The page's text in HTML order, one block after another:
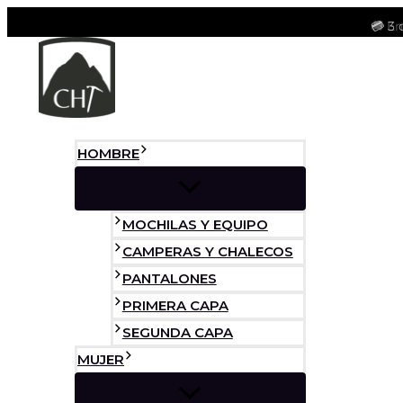
💳 3
🚚
Ir
al
contenido
HOMBRE
Alternar
MOCHILAS Y EQUIPO
CAMPERAS Y CHALECOS
PANTALONES
PRIMERA CAPA
SEGUNDA CAPA
MUJER
Alternar
Alternar
BÚSQUEDA
DE
PRODUCTOS
Polainas
Cubre
Botas
cantidad